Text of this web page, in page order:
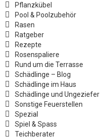
Pflanzkübel
Pool & Poolzubehör
Rasen
Ratgeber
Rezepte
Rosenspaliere
Rund um die Terrasse
Schädlinge – Blog
Schädlinge im Haus
Schädlinge und Ungeziefer
Sonstige Feuerstellen
Spezial
Spiel & Spass
Teichberater